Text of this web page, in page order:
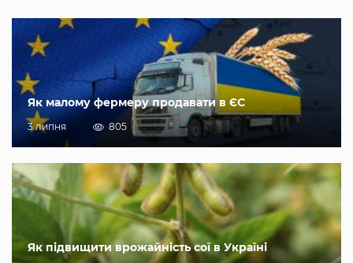
Як малому фермеру продавати в ЄС
3 липня 805
Як підвищити врожайність сої в Україні